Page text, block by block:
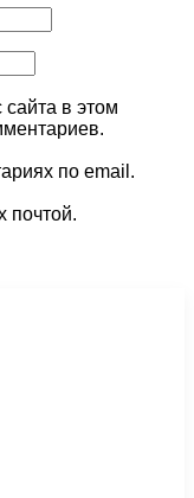
в этом
по email.
почтой.